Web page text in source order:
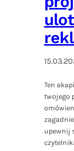
Ten
twojego
upewnij